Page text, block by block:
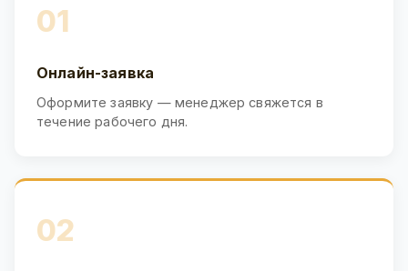
01
Онлайн-заявка
Оформите заявку — менеджер свяжется в
течение рабочего дня.
02